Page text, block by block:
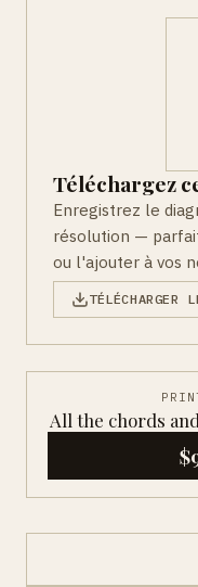
Téléchargez
Enregistrez le
résolution —
ou l'ajouter à vos
TÉLÉCHARGER
All the chords